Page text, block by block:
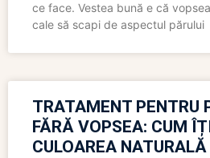
ce face. Vestea bună e că
cale să scapi de aspectul părului
TRATAMENT PENTRU
FĂRĂ VOPSEA: CUM
CULOAREA NATURALĂ